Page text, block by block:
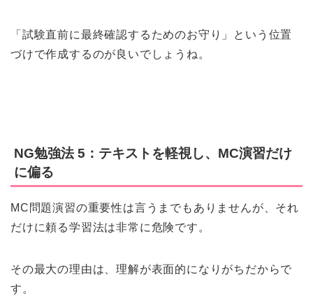
「試験直前に最終確認するためのお守り」という位置
づけで作成するのが良いでしょうね。
NG勉強法 5：テキストを軽視し、MC演習だけ
に偏る
MC問題演習の重要性は言うまでもありませんが、それ
だけに頼る学習法は非常に危険です。
その最大の理由は、理解が表面的になりがちだからで
す。